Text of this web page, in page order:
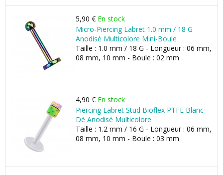
5,90 € En stock
Micro-Piercing Labret 1.0 mm / 18 G
Anodisé Multicolore Mini-Boule
Taille : 1.0 mm / 18 G - Longueur : 06 mm,
08 mm, 10 mm - Boule : 02 mm
4,90 € En stock
Piercing Labret Stud Bioflex PTFE Blanc
Dé Anodisé Multicolore
Taille : 1.2 mm / 16 G - Longueur : 06 mm,
08 mm, 10 mm - Boule : 03 mm